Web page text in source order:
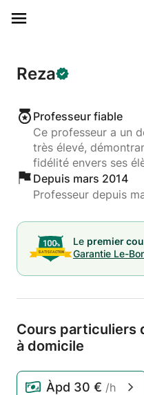
Reza
Professeur fiable
Ce professeur a un
très élevé,
fidélité envers ses
Depuis mars 2014
Professeur depuis
Le premier
Garantie Le-
Cours particuliers
à domicile
Àpd 30 € /h